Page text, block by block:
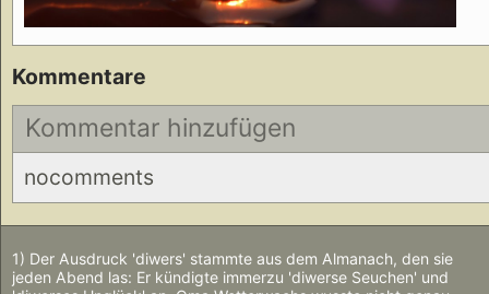
Kommentare
Kommentar hinzufügen
nocomments
1) Der Ausdruck 'diwers' stammte aus dem Almanach, den sie
jeden Abend las: Er kündigte immerzu 'diwerse Seuchen' und